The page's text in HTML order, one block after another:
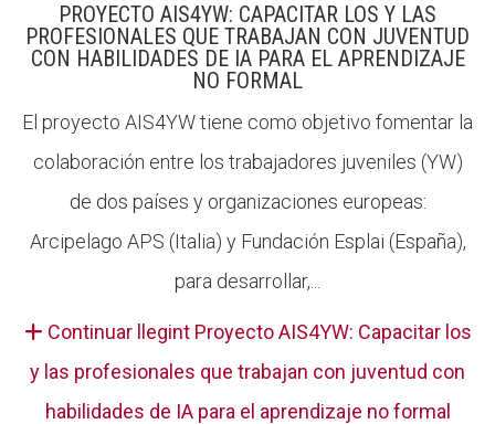
PROYECTO AIS4YW: CAPACITAR LOS Y LAS
PROFESIONALES QUE TRABAJAN CON JUVENTUD
CON HABILIDADES DE IA PARA EL APRENDIZAJE
NO FORMAL
El proyecto AIS4YW tiene como objetivo fomentar la
colaboración entre los trabajadores juveniles (YW)
de dos países y organizaciones europeas:
Arcipelago APS (Italia) y Fundación Esplai (España),
para desarrollar,...
Continuar llegint Proyecto AIS4YW: Capacitar los
y las profesionales que trabajan con juventud con
habilidades de IA para el aprendizaje no formal